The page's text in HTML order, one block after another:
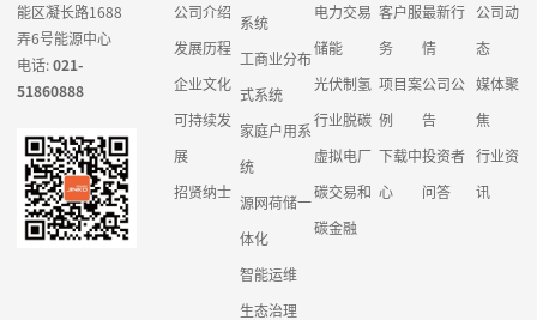
能区凝长路1688
弄6号能源中心
电话:021-
51860888
公司介绍
发展历程
企业文化
可持续发
展
招贤纳士
系统
工商业分布
式系统
家庭户用系
统
源网荷储一
体化
智能运维
生态治理
电力交易
储能
光伏制氢
行业脱碳
虚拟电厂
碳交易和
碳金融
客户服
务
项目案
例
下载中
心
最新行
情
公司公
告
投资者
问答
公司动
态
媒体聚
焦
行业资
讯